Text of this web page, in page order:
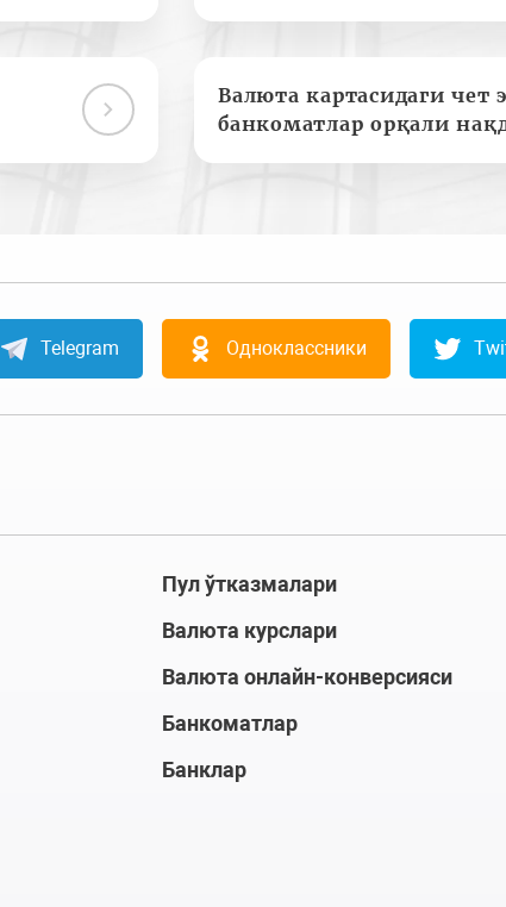
Валюта картасидаги
банкоматлар орқали
Telegram Одноклассники
Пул ўтказмалари
Валюта курслари
Валюта онлайн-конверсияси
Банкоматлар
Банклар